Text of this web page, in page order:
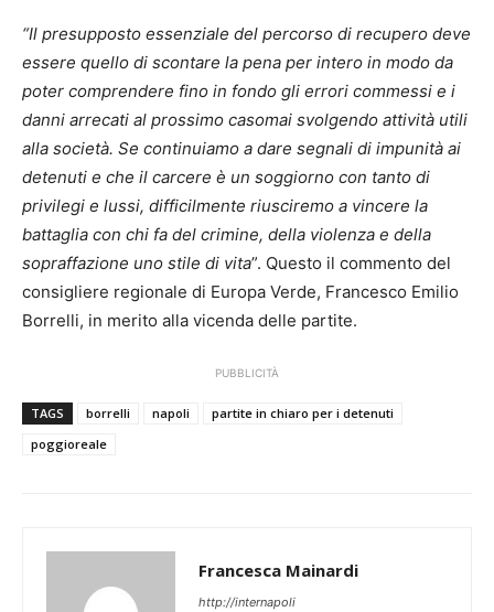
“Il presupposto essenziale del percorso di recupero deve
essere quello di scontare la pena per intero in modo da
poter comprendere fino in fondo gli errori commessi e i
danni arrecati al prossimo casomai svolgendo attività utili
alla società. Se continuiamo a dare segnali di impunità ai
detenuti e che il carcere è un soggiorno con tanto di
privilegi e lussi, difficilmente riusciremo a vincere la
battaglia con chi fa del crimine, della violenza e della
sopraffazione uno stile di vita”. Questo il commento del
consigliere regionale di Europa Verde, Francesco Emilio
Borrelli, in merito alla vicenda delle partite.
PUBBLICITÀ
TAGS borrelli napoli
partite in chiaro per i detenuti
poggioreale
Francesca Mainardi
http://internapoli